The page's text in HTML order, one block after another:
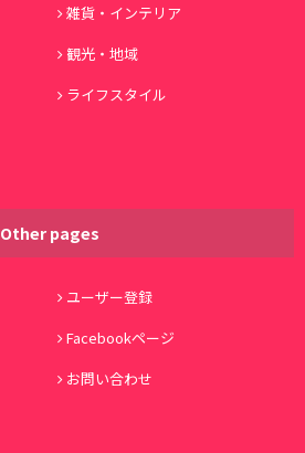
雑貨・インテリア
観光・地域
ライフスタイル
Other pages
ユーザー登録
Facebookページ
お問い合わせ